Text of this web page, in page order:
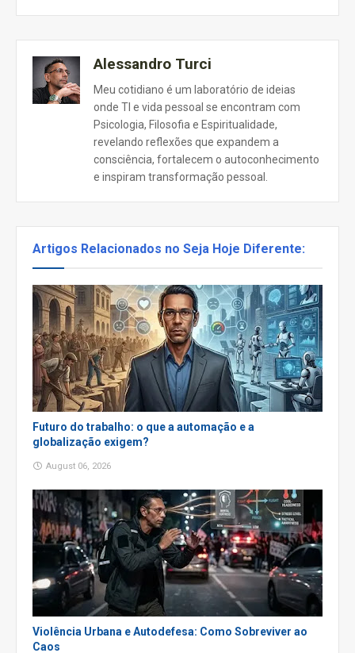
Alessandro Turci
Meu cotidiano é um laboratório de ideias
onde TI e vida pessoal se encontram com
Psicologia, Filosofia e Espiritualidade,
revelando reflexões que expandem a
consciência, fortalecem o autoconhecimento
e inspiram transformação pessoal.
Artigos Relacionados no Seja Hoje Diferente:
Futuro do trabalho: o que a automação e a
globalização exigem?
August 06, 2026
Violência Urbana e Autodefesa: Como Sobreviver ao
Caos